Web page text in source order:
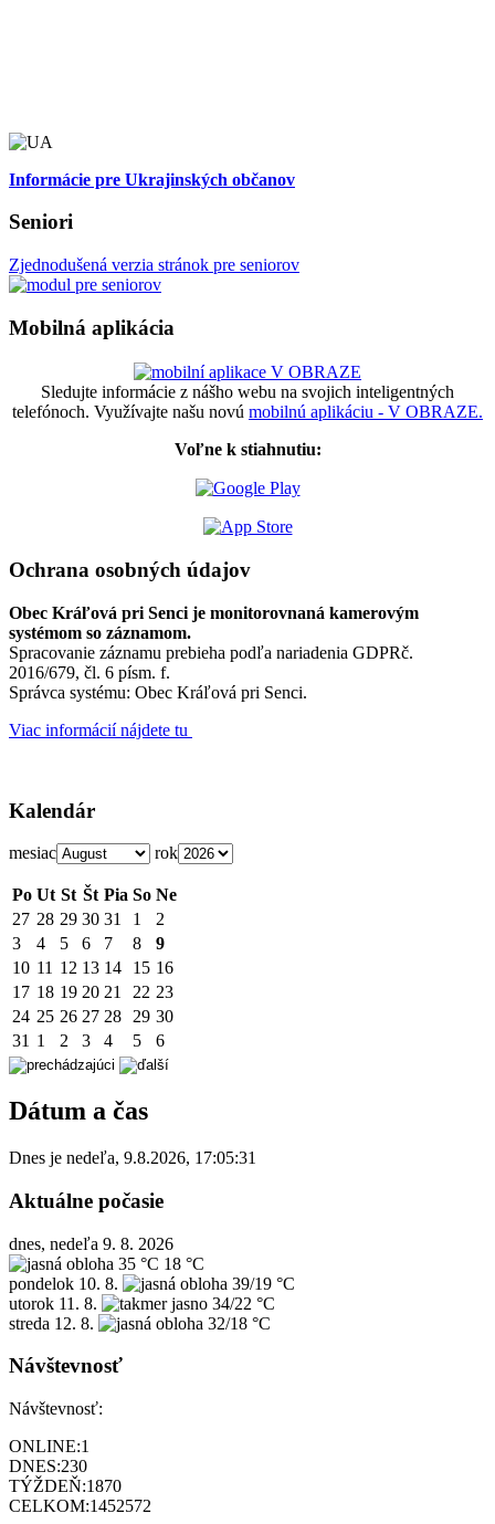
Informácie pre Ukrajinských občanov
Seniori
Zjednodušená verzia stránok pre seniorov
Mobilná aplikácia
Sledujte informácie z nášho webu na svojich inteligentných
telefónoch. Využívajte našu novú mobilnú aplikáciu - V OBRAZE.
Voľne k stiahnutiu:
Ochrana osobných údajov
Obec Kráľová pri Senci je monitorovnaná kamerovým
systémom so záznamom.
Spracovanie záznamu prebieha podľa nariadenia GDPRč.
2016/679, čl. 6 písm. f.
Správca systému: Obec Kráľová pri Senci.
Viac informácií nájdete tu
Kalendár
mesiac rok
Po Ut St Št Pia So Ne
27 28 29 30 31 1
2
3
4 5 6 7 8
9
10 11 12 13 14 15 16
17 18 19 20 21 22 23
24 25 26 27 28 29 30
31 1 2 3 4 5 6
Dátum a čas
Dnes je nedeľa, 9.8.2026, 17:05:31
Aktuálne počasie
dnes, nedeľa 9. 8. 2026
35 °C 18 °C
pondelok 10. 8.
39/19 °C
utorok 11. 8.
34/22 °C
streda 12. 8. 32/18 °C
Návštevnosť
Návštevnosť:
ONLINE:1
DNES:230
TÝŽDEŇ:1870
CELKOM:1452572